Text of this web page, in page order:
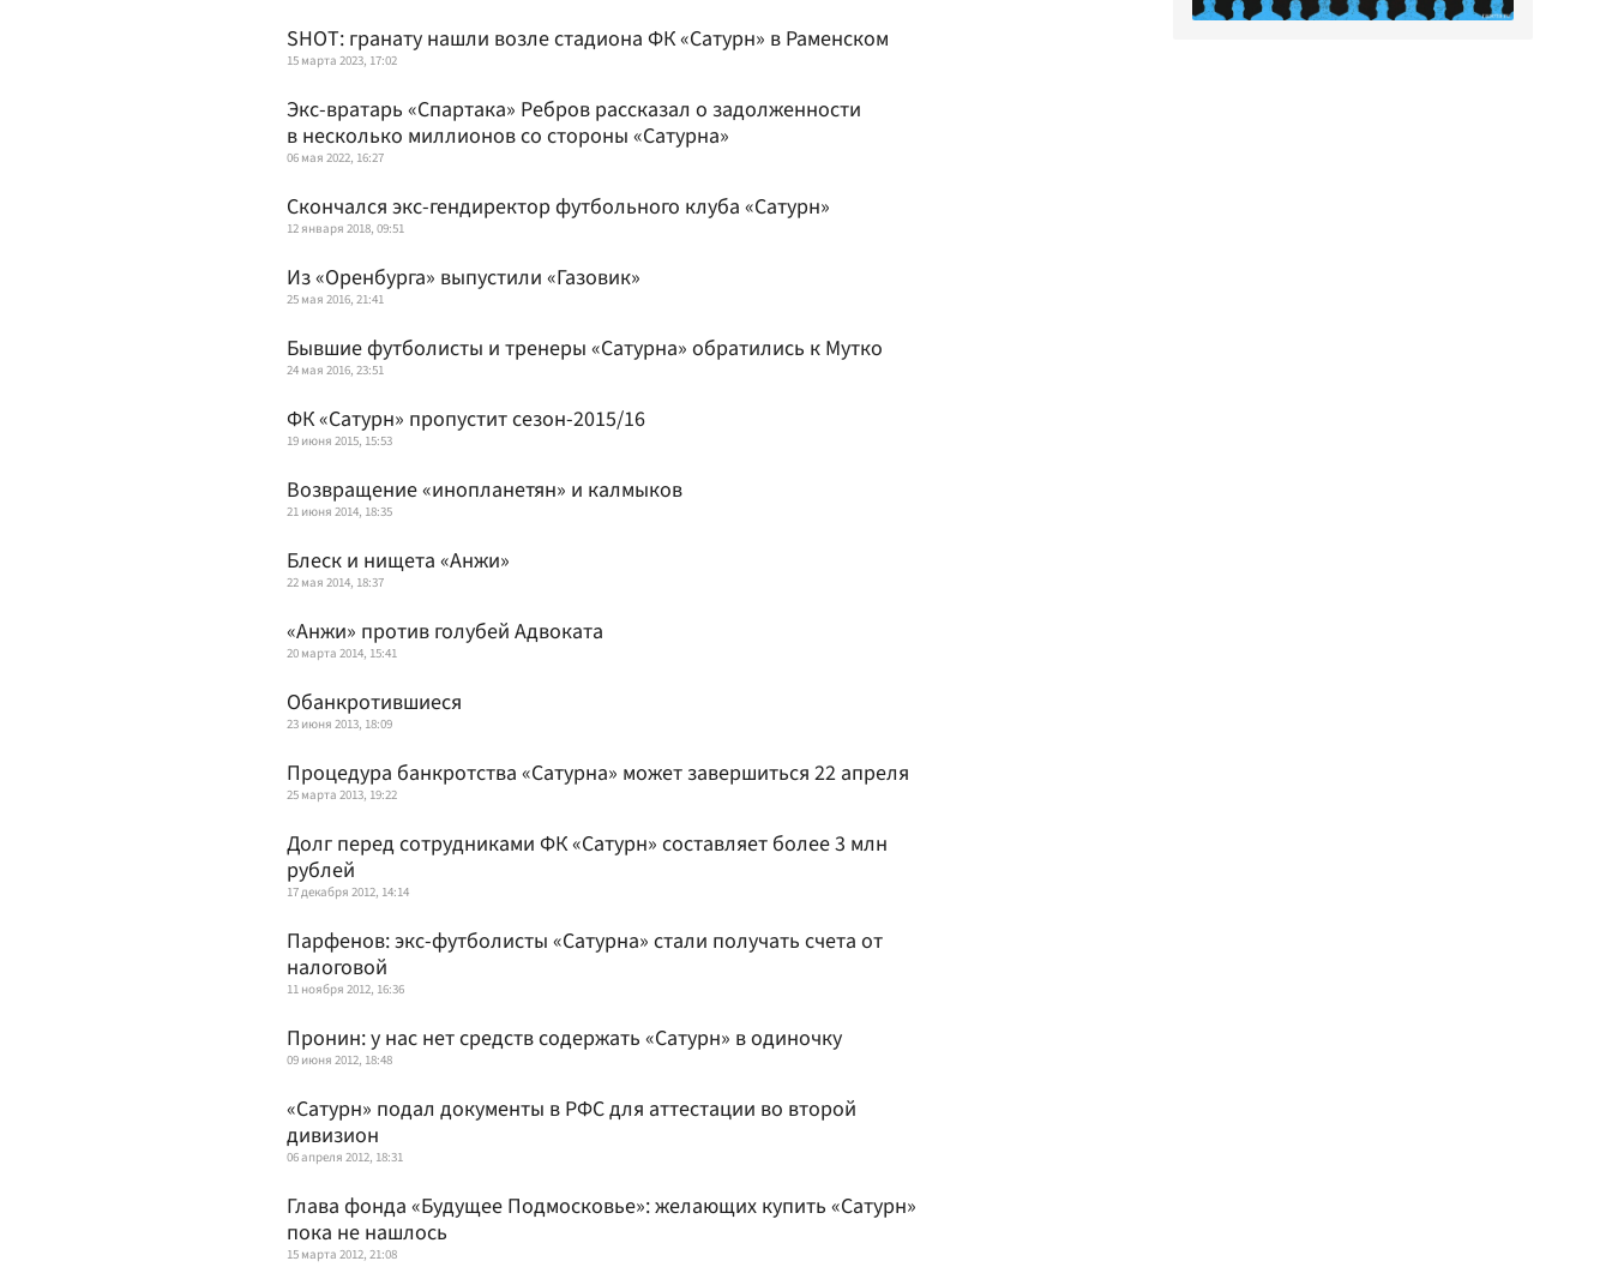
SHOT: гранату нашли возле стадиона ФК «Сатурн» в Раменском
15 марта 2023, 17:02
Экс-вратарь «Спартака» Ребров рассказал о задолженности
в несколько миллионов со стороны «Сатурна»
06 мая 2022, 16:27
Скончался экс-гендиректор футбольного клуба «Сатурн»
12 января 2018, 09:51
Из «Оренбурга» выпустили «Газовик»
25 мая 2016, 21:41
Бывшие футболисты и тренеры «Сатурна» обратились к Мутко
24 мая 2016, 23:51
ФК «Сатурн» пропустит сезон-2015/16
19 июня 2015, 15:53
Возвращение «инопланетян» и калмыков
21 июня 2014, 18:35
Блеск и нищета «Анжи»
22 мая 2014, 18:37
«Анжи» против голубей Адвоката
20 марта 2014, 15:41
Обанкротившиеся
23 июня 2013, 18:09
Процедура банкротства «Сатурна» может завершиться 22 апреля
25 марта 2013, 19:22
Долг перед сотрудниками ФК «Сатурн» составляет более 3 млн
рублей
17 декабря 2012, 14:14
Парфенов: экс-футболисты «Сатурна» стали получать счета от
налоговой
11 ноября 2012, 16:36
Пронин: у нас нет средств содержать «Сатурн» в одиночку
09 июня 2012, 18:48
«Сатурн» подал документы в РФС для аттестации во второй
дивизион
06 апреля 2012, 18:31
Глава фонда «Будущее Подмосковье»: желающих купить «Сатурн»
пока не нашлось
15 марта 2012, 21:08